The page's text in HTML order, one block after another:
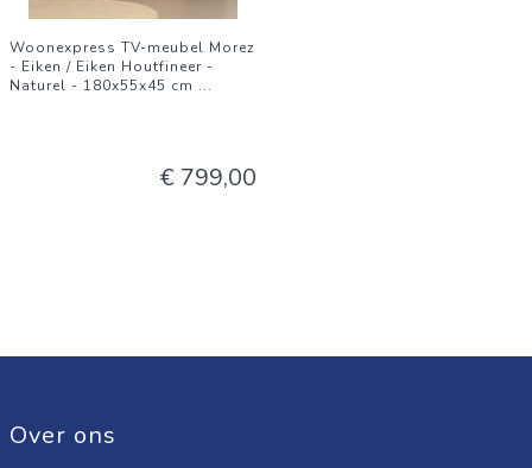
Woonexpress TV-meubel Morez
- Eiken / Eiken Houtfineer -
Naturel - 180x55x45 cm ...
€ 799,00
Over ons